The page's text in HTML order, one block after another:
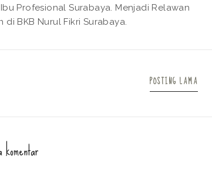
Profesional Surabaya. Menjadi Relawan
BKB Nurul Fikri Surabaya.
POSTING LAMA